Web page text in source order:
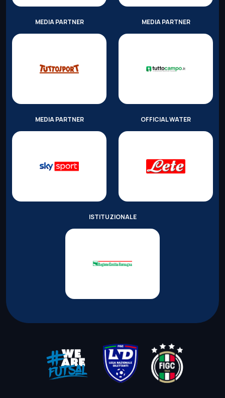
MEDIA PARTNER MEDIA PARTNER
MEDIA PARTNER OFFICIAL WATER
ISTITUZIONALE